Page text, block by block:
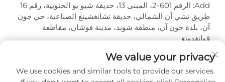
Add: الرقم 601-2، المبنى 13، حديقة شيو يو الجنوبية، رقم 16
طريق تشي آن الشمالي، حديقة تشانغشينغ الصناعية، حي جون
آن، بلدة جون آن، منطقة شوند، مدينة فوشان، مقاطعة
قوانغدونغ
هاتف:+86-18320933590
البريد الإلكتروني:[email protected]
We value your privacy
We use cookies and similar tools to provide our services.